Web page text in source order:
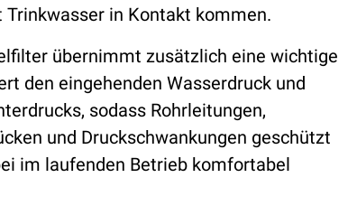
Trinkwasser in Kontakt kommen.
übernimmt zusätzlich eine wichtige
den eingehenden Wasserdruck und
sodass Rohrleitungen,
und Druckschwankungen geschützt
im laufenden Betrieb komfortabel